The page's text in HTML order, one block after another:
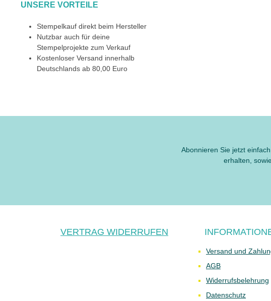
UNSERE VORTEILE
Stempelkauf direkt beim Hersteller
Nutzbar auch für deine
Stempelprojekte zum Verkauf
Kostenloser Versand innerhalb
Deutschlands ab 80,00 Euro
Abonnieren Sie jetzt
erhalten,
VERTRAG WIDERRUFEN
Versand und
AGB
Widerrufsbelehrung
Datenschutz